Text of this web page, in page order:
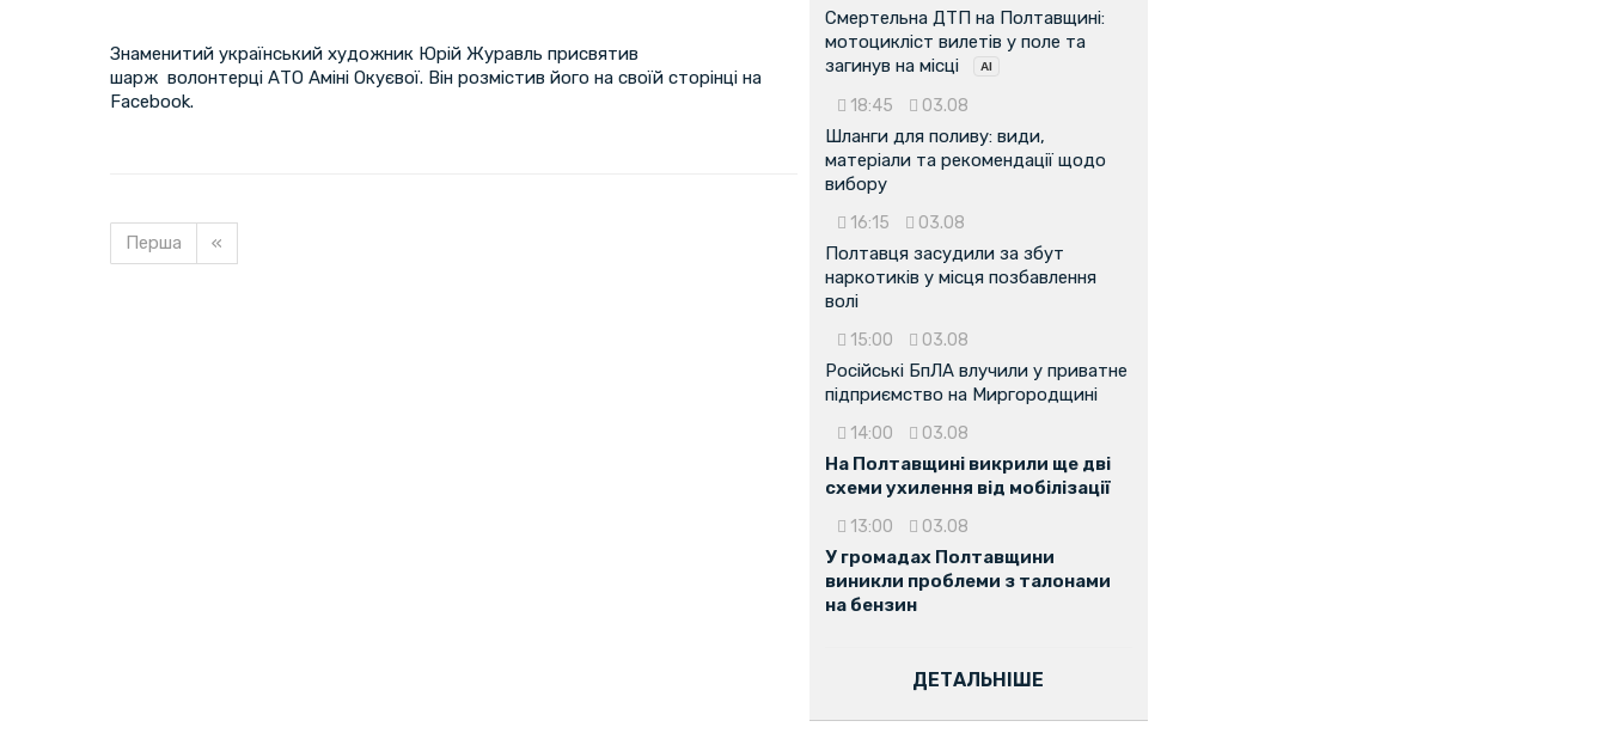
Знаменитий український художник Юрій Журавль присвятив
шарж волонтерцi АТО Амінi Окуєвої. Він розмістив його на своїй сторінці на
Facebook.
Перша «
Смертельна ДТП на Полтавщині:
мотоцикліст вилетів у поле та
загинув на місці
18:45 03.08
Шланги для поливу: види,
матеріали та рекомендації щодо
вибору
16:15 03.08
Полтавця засудили за збут
наркотиків у місця позбавлення
волі
15:00 03.08
Російські БпЛА влучили у приватне
підприємство на Миргородщині
14:00 03.08
На Полтавщині викрили ще дві
схеми ухилення від мобілізації
13:00 03.08
У громадах Полтавщини
виникли проблеми з талонами
на бензин
ДЕТАЛЬНІШЕ